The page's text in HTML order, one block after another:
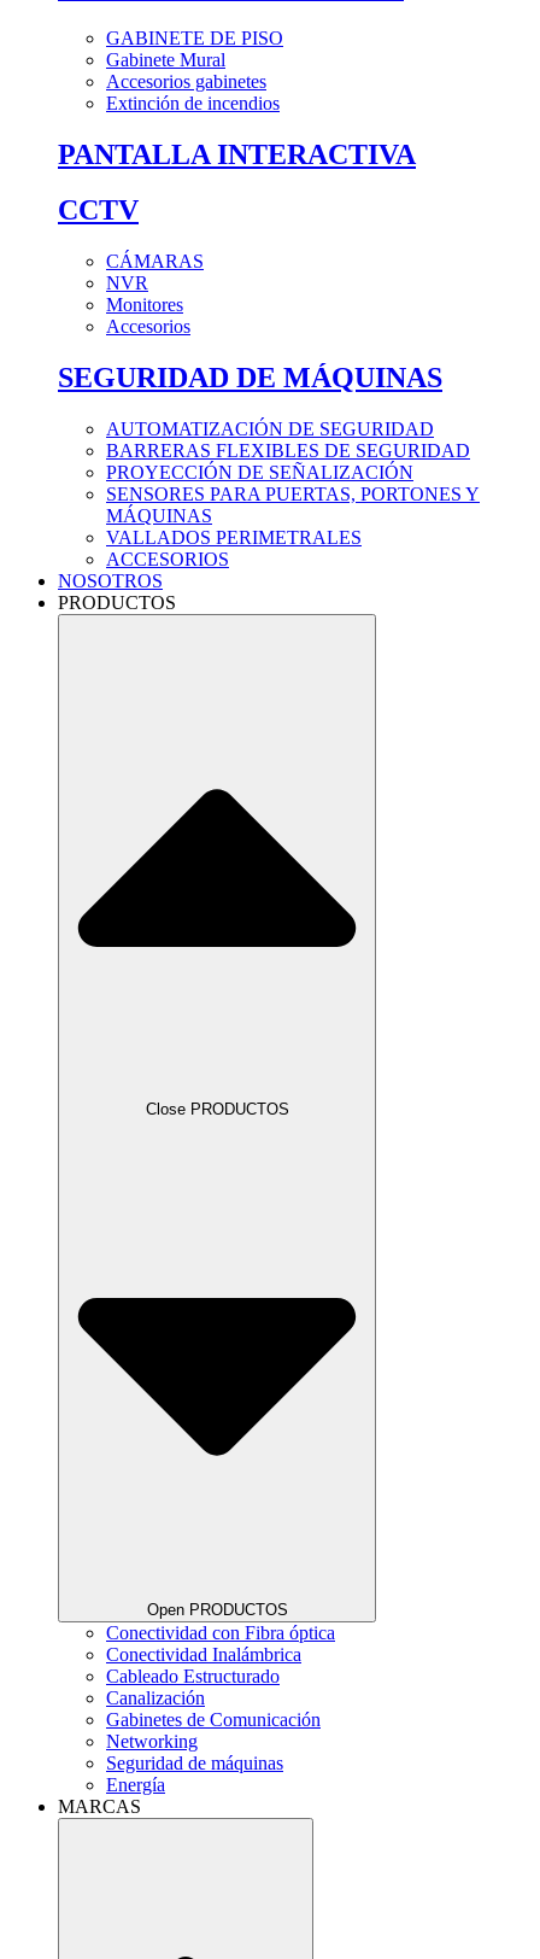
GABINETE DE PISO
Gabinete Mural
Accesorios gabinetes
Extinción de incendios
PANTALLA INTERACTIVA
CCTV
CÁMARAS
NVR
Monitores
Accesorios
SEGURIDAD DE MÁQUINAS
AUTOMATIZACIÓN DE SEGURIDAD
BARRERAS FLEXIBLES DE SEGURIDAD
PROYECCIÓN DE SEÑALIZACIÓN
SENSORES PARA PUERTAS, PORTONES Y
MÁQUINAS
VALLADOS PERIMETRALES
ACCESORIOS
NOSOTROS
PRODUCTOS
Close PRODUCTOS
Open PRODUCTOS
Conectividad con Fibra óptica
Conectividad Inalámbrica
Cableado Estructurado
Canalización
Gabinetes de Comunicación
Networking
Seguridad de máquinas
Energía
MARCAS